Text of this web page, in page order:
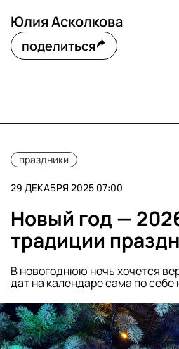
Юлия Асколкова
поделиться
праздники
29 ДЕКАБРЯ 2025 07:00
Новый год —
традиции
В новогоднюю ночь хочется
дат на календаре сама по себе